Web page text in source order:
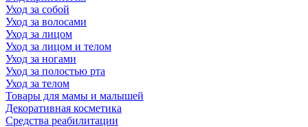
Уход за собой
Уход за волосами
Уход за лицом
Уход за лицом и телом
Уход за ногами
Уход за полостью рта
Уход за телом
Товары для мамы и малышей
Декоративная косметика
Средства реабилитации